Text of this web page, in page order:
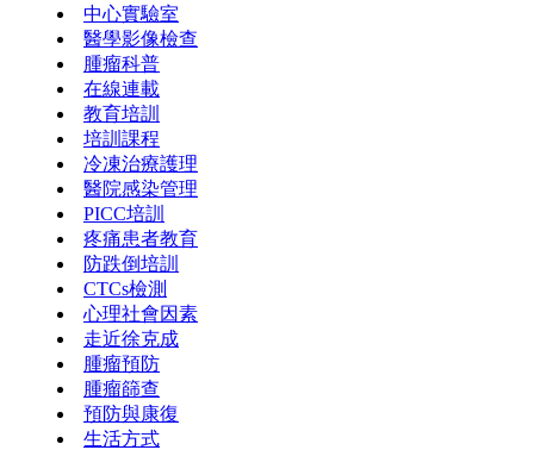
中心實驗室
醫學影像檢查
腫瘤科普
在線連載
教育培訓
培訓課程
冷凍治療護理
醫院感染管理
PICC培訓
疼痛患者教育
防跌倒培訓
CTCs檢測
心理社會因素
走近徐克成
腫瘤預防
腫瘤篩查
預防與康復
生活方式